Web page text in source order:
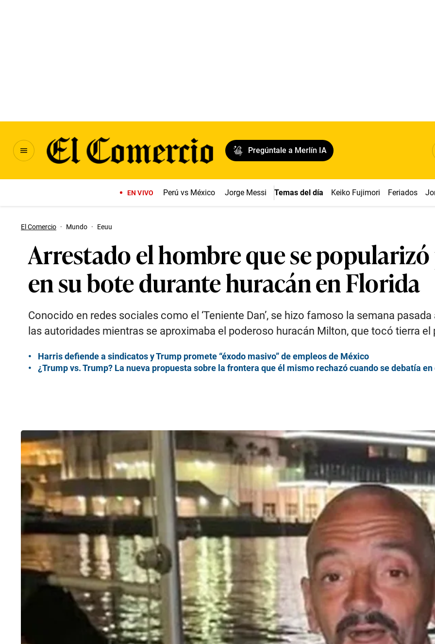
Pregúntale a Merlín IA
EN VIVO Perú vs México Jorge Messi Temas del día Keiko Fujimori Feriados
El Comercio · Mundo · Eeuu
Arrestado el hombre que se
en su bote durante huracán en Florida
Conocido en redes sociales como el ‘Teniente Dan’, se hizo famoso la semana
las autoridades mientras se aproximaba el poderoso huracán Milton, que tocó tierra el
Harris defiende a sindicatos y Trump promete “éxodo masivo” de empleos de México
¿Trump vs. Trump? La nueva propuesta sobre la frontera que él mismo rechazó cuando se debatía en